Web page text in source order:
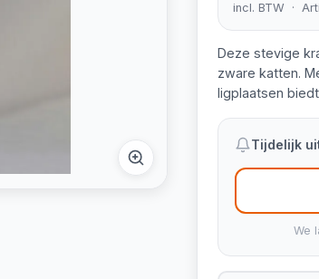
incl. BTW ·
Deze stevige
zware katten.
ligplaatsen
Tijdelijk
We